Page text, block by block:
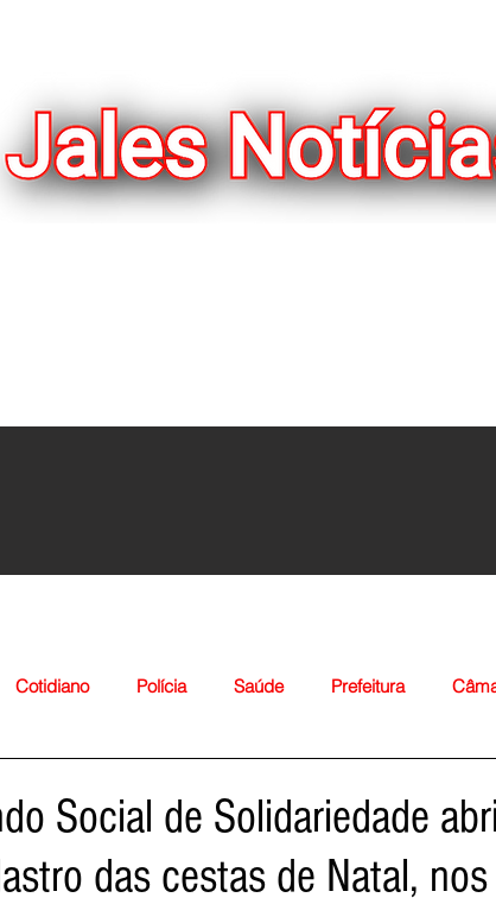
Cotidiano Polícia Saúde Prefeitura
Social de Solidariedade
das cestas de Natal,